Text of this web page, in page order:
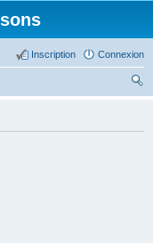
Connexion
Inscription